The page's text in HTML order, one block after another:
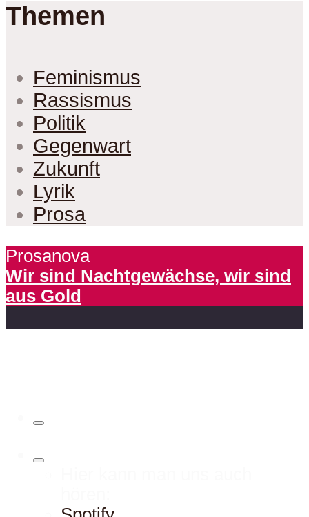
Themen
Feminismus
Rassismus
Politik
Gegenwart
Zukunft
Lyrik
Prosa
Prosanova
Wir sind Nachtgewächse, wir sind
aus Gold